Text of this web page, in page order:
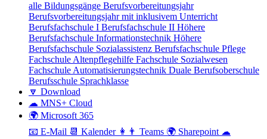
alle Bildungsgänge Berufsvorbereitungsjahr
Berufsvorbereitungsjahr mit inklusivem Unterricht
Berufsfachschule I Berufsfachschule II Höhere
Berufsfachschule Informationstechnik Höhere
Berufsfachschule Sozialassistenz Berufsfachschule Pflege
Fachschule Altenpflegehilfe Fachschule Sozialwesen
Fachschule Automatisierungstechnik Duale Berufsoberschule
Berufsschule Sprachklasse
🔽 Download
☁ MNS+ Cloud
🌍 Microsoft 365
📧 E-Mail 📆 Kalender 👩👨 Teams 🌍 Sharepoint ☁